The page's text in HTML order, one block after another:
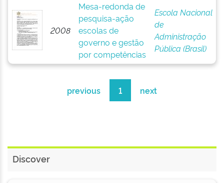
2008
Mesa-redonda de
pesquisa-ação
escolas de
governo e gestão
por competências
Escola Nacional
de
Administração
Pública (Brasil)
previous 1 next
Discover